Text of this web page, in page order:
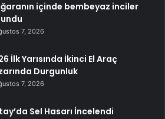
içinde bembeyaz inciler
7, 2026
İlk Yarısında İkinci El Araç
Durgunluk
7, 2026
Sel Hasarı İncelendi